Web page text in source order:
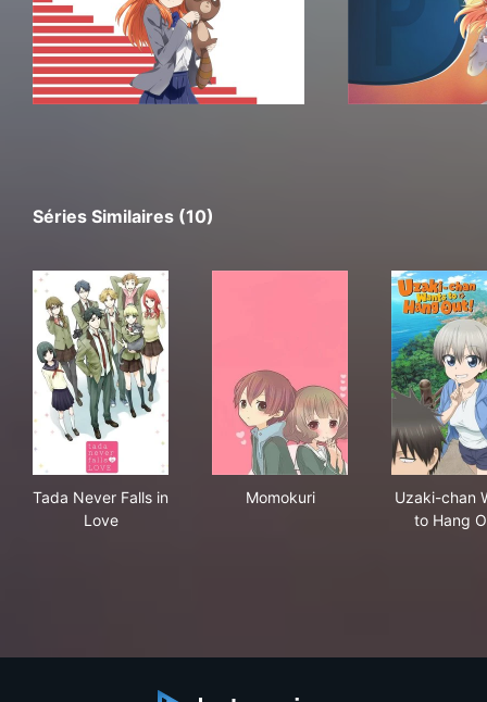
Séries Similaires (10)
Tada Never Falls in
Love
Momokuri
Uzaki-chan
to Hang